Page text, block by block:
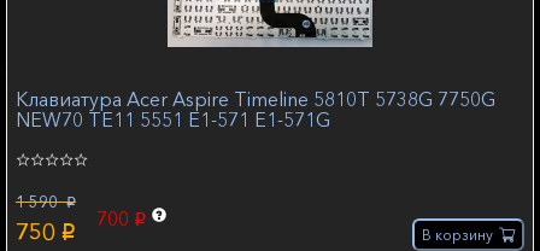
Клавиатура Acer Aspire Timeline 5810T 5738G 7750G
NEW70 TE11 5551 E1-571 E1-571G
1 590 p
750 p
700 p
В корзину